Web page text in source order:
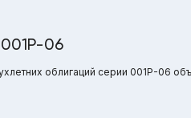
06
облигаций серии 001Р-06